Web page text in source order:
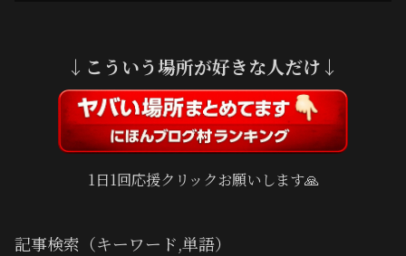
↓こういう場所が好きな人だけ↓
1日1回応援クリックお願いします🙏
記事検索（キーワード,単語）